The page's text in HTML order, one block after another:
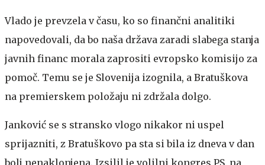
Vlado je prevzela v času, ko so finančni analitiki
napovedovali, da bo naša država zaradi slabega stanja
javnih financ morala zaprositi evropsko komisijo za
pomoč. Temu se je Slovenija izognila, a Bratuškova
na premierskem položaju ni zdržala dolgo.
Janković se s stransko vlogo nikakor ni uspel
sprijazniti, z Bratuškovo pa sta si bila iz dneva v dan
bolj nenaklonjena. Izsilil je volilni kongres PS, na